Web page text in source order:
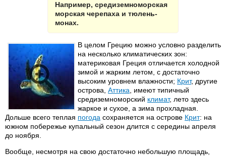
Например, средиземноморская
морская черепаха и тюлень-
монах.
В целом Грецию можно условно разделить
на несколько климатических зон:
материковая Греция отличается холодной
зимой и жарким летом, с достаточно
высоким уровнем влажности; Крит, другие
острова, Аттика , имеют типичный
средиземноморский климат, лето здесь
жаркое и сухое, а зима прохладная.
Дольше всего теплая погода сохраняется на острове Крит: на
южном побережье купальный сезон длится с середины апреля
до ноября.
Вообще, несмотря на свою достаточно небольшую площадь,